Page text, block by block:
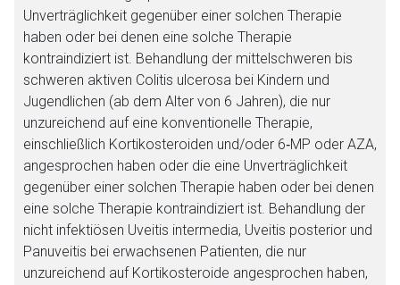
Unverträglichkeit gegenüber einer solchen Therapie
haben oder bei denen eine solche Therapie
kontraindiziert ist. Behandlung der mittelschweren bis
schweren aktiven Colitis ulcerosa bei Kindern und
Jugendlichen (ab dem Alter von 6 Jahren), die nur
unzureichend auf eine konventionelle Therapie,
einschließlich Kortikosteroiden und/oder 6‑MP oder AZA,
angesprochen haben oder die eine Unverträglichkeit
gegenüber einer solchen Therapie haben oder bei denen
eine solche Therapie kontraindiziert ist. Behandlung der
nicht infektiösen Uveitis intermedia, Uveitis posterior und
Panuveitis bei erwachsenen Patienten, die nur
unzureichend auf Kortikosteroide angesprochen haben,
Aufruf einer externen Seite
Der von Ihnen aufgerufene Link öffnet eine externe Web-
Seite. Für die Inhalte der externen Web-Seite ist deren
Betreiber verantwortlich. Ebenso gelten dort ggf. andere
Datenschutzbestimmungen.